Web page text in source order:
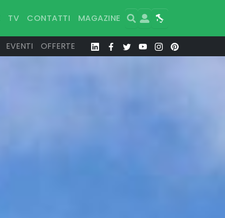
TV CONTATTI MAGAZINE Search
User Map
EVENTI OFFERTE